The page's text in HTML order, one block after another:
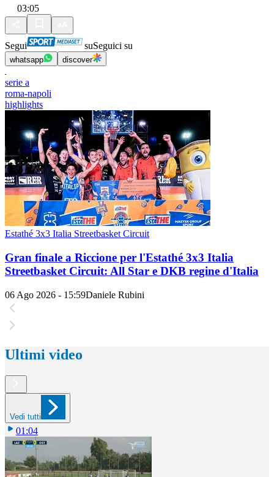
03:05
Segui suSeguici su
whatsapp discover
serie a
roma-napoli
highlights
Estathé 3x3 Italia Streetbasket Circuit
Gran finale a Riccione per l'Estathé 3x3 Italia
Streetbasket Circuit: All Star e DKB regine d'Italia
06 Ago 2026 - 15:59Daniele Rubini
Ultimi video
Vedi tutti
01:04